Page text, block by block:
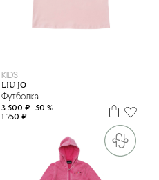
KIDS
LIU JO
Футболка
3 500 ₽- 50 %
1 750 ₽